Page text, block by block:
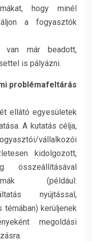
hogy minél
a fogyasztók
van már beadott,
is pályázni.
problémafeltárás
ellátó egyesületek
A kutatás célja,
vállalkozói
kidolgozott,
összeállításával
(például:
nyújtással,
kerüljenek
megoldási